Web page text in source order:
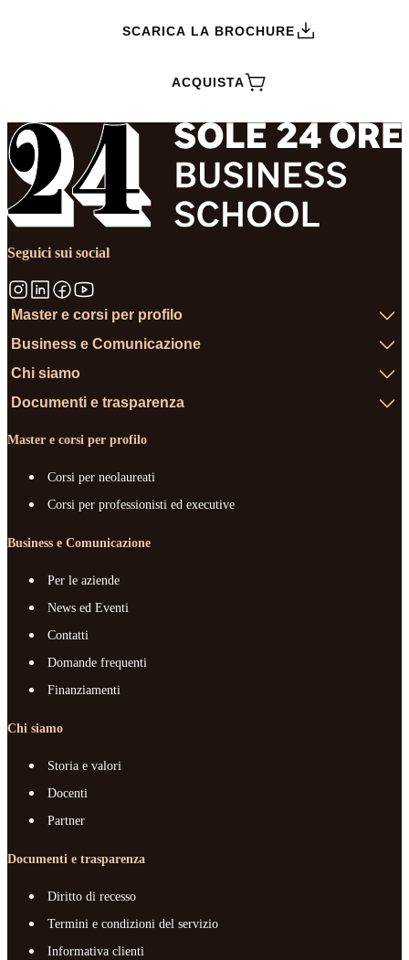
SCARICA LA BROCHURE
ACQUISTA
Seguici sui social
Master e corsi per profilo
Business e Comunicazione
Chi siamo
Documenti e trasparenza
Master e corsi per profilo
Corsi per neolaureati
Corsi per professionisti ed executive
Business e Comunicazione
Per le aziende
News ed Eventi
Contatti
Domande frequenti
Finanziamenti
Chi siamo
Storia e valori
Docenti
Partner
Documenti e trasparenza
Diritto di recesso
Termini e condizioni del servizio
Informativa clienti